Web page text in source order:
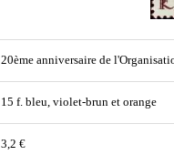
20ème anniversaire de
15 f. bleu, violet-brun et orange
3,2 €